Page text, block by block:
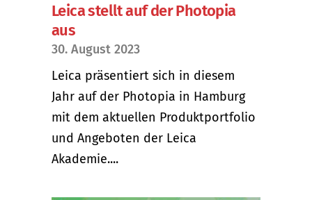
Leica stellt auf der Photopia
aus
30. August 2023
Leica präsentiert sich in diesem
Jahr auf der Photopia in Hamburg
mit dem aktuellen Produktportfolio
und Angeboten der Leica
Akademie....